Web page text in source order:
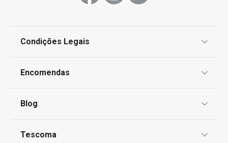
Condições Legais
Livro de Reclamações
Encomendas
Perguntas Frequentes
Blog
Tescoma